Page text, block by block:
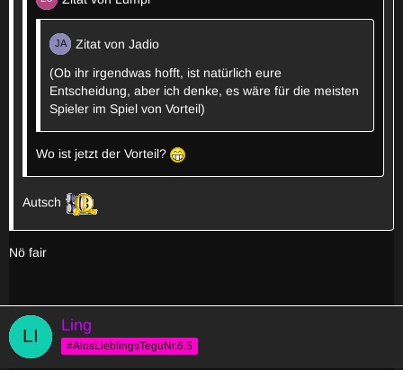
Zitat von Jadio
(Ob ihr irgendwas hofft, ist natürlich eure
Entscheidung, aber ich denke, es wäre für die meisten
Spieler im Spiel von Vorteil)
Wo ist jetzt der Vorteil?
Autsch
Nö fair
Ling
#AlosLieblingsTeguNr.6.5